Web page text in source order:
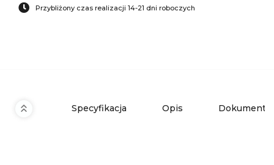
Przybliżony czas realizacji 14-21 dni roboczych
Specyfikacja Opis Dokumenty